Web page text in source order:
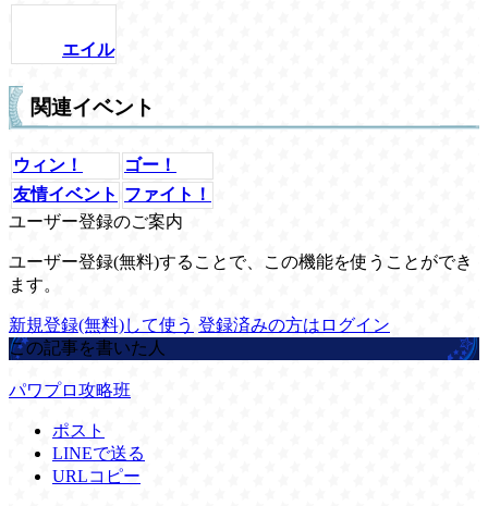
エイル
関連イベント
ウィン！
ゴー！
友情イベント ファイト！
ユーザー登録のご案内
ユーザー登録(無料)することで、この機能を使うことができ
ます。
新規登録(無料)して使う 登録済みの方はログイン
この記事を書いた人
パワプロ攻略班
ポスト
LINEで送る
URLコピー